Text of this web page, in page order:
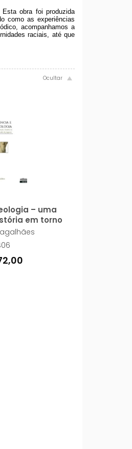
obra foi produzida
como as experiências
acompanhamos a
raciais, até que
– uma
em torno
progresso